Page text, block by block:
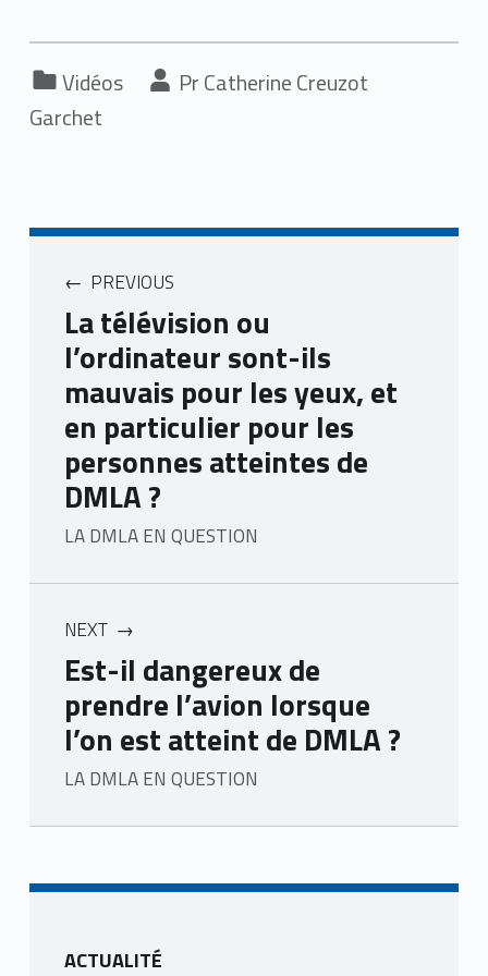
Categorized in:
Vidéos Written by: Catherine Creuzot
Garchet
PREVIOUS
La télévision ou
l’ordinateur sont-ils
mauvais pour les yeux, et
en particulier pour les
personnes atteintes de
DMLA ?
LA DMLA EN QUESTION
NEXT
Est-il dangereux de
prendre l’avion lorsque
l’on est atteint de DMLA ?
LA DMLA EN QUESTION
Skip back to main navigation
ACTUALITÉ